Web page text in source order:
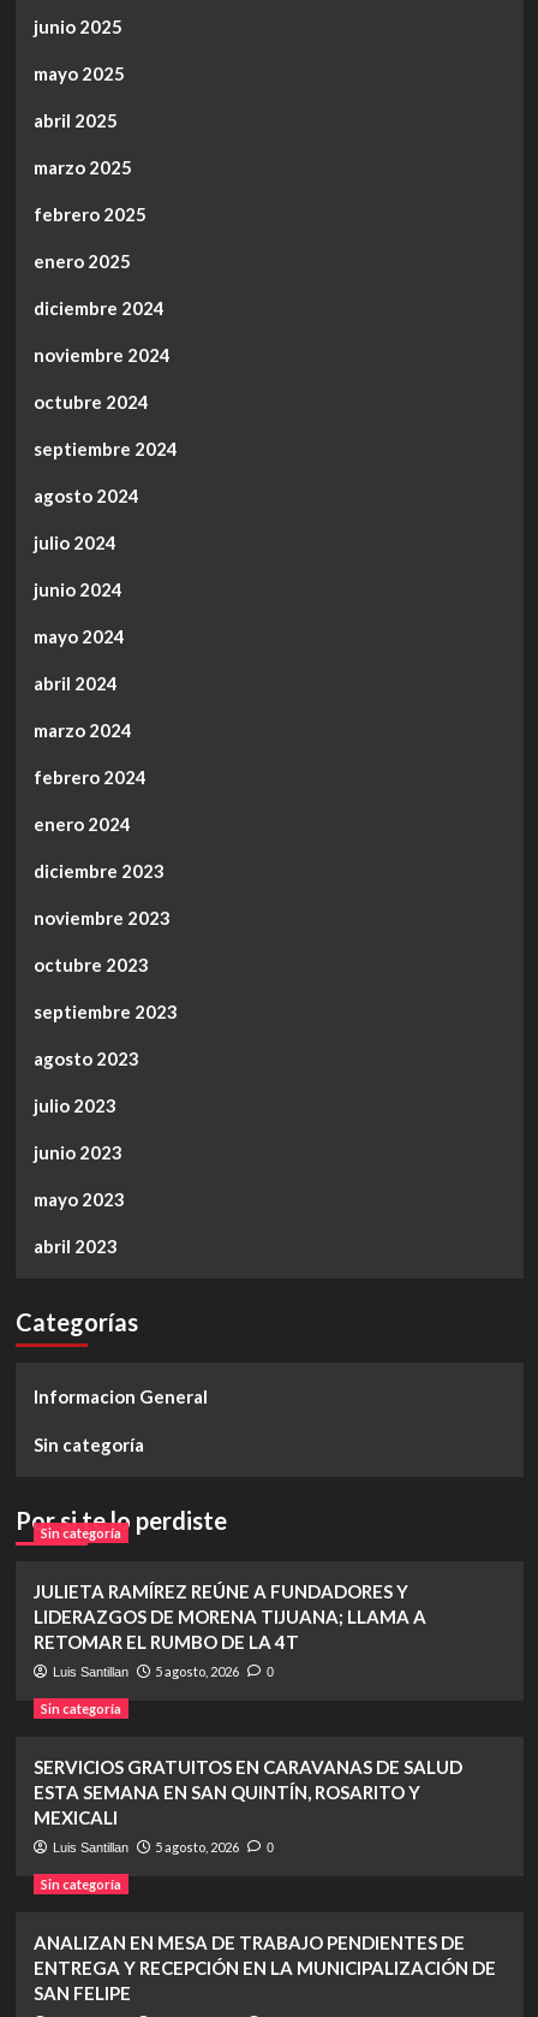
junio 2025
mayo 2025
abril 2025
marzo 2025
febrero 2025
enero 2025
diciembre 2024
noviembre 2024
octubre 2024
septiembre 2024
agosto 2024
julio 2024
junio 2024
mayo 2024
abril 2024
marzo 2024
febrero 2024
enero 2024
diciembre 2023
noviembre 2023
octubre 2023
septiembre 2023
agosto 2023
julio 2023
junio 2023
mayo 2023
abril 2023
Categorías
Informacion General
Sin categoría
Por si te lo perdiste
Sin categoría
JULIETA RAMÍREZ REÚNE A FUNDADORES Y
LIDERAZGOS DE MORENA TIJUANA; LLAMA A
RETOMAR EL RUMBO DE LA 4T
Luis Santillan 5 agosto, 2026 0
Sin categoría
SERVICIOS GRATUITOS EN CARAVANAS DE SALUD
ESTA SEMANA EN SAN QUINTÍN, ROSARITO Y
MEXICALI
Luis Santillan 5 agosto, 2026 0
Sin categoría
ANALIZAN EN MESA DE TRABAJO PENDIENTES DE
ENTREGA Y RECEPCIÓN EN LA MUNICIPALIZACIÓN DE
SAN FELIPE